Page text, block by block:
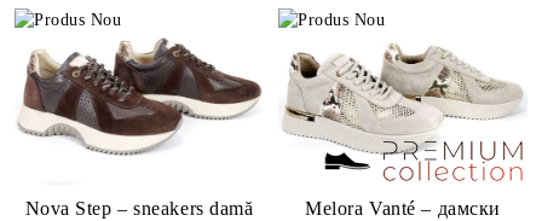
Nova Step – sneakers damă
Melora Vanté – дамски